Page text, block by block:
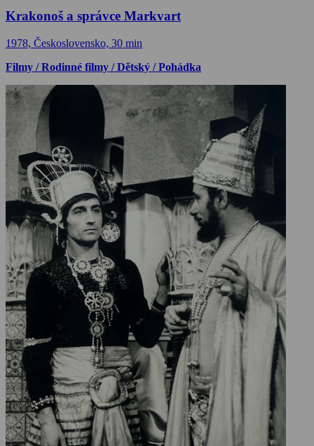
Krakonoš a správce Markvart
1978, Československo, 30 min
Filmy / Rodinné filmy / Dětský / Pohádka